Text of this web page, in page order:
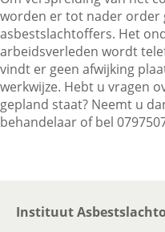
Veelgestelde
Zoeken
worden er tot nader order
asbestslachtoffers. Het
arbeidsverleden wordt
vindt er geen afwijking
werkwijze. Hebt u vragen
gepland staat? Neemt u
behandelaar of bel
Instituut